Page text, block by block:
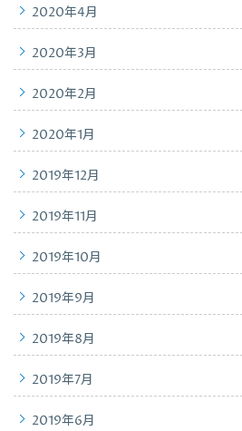
2020年4月
2020年3月
2020年2月
2020年1月
2019年12月
2019年11月
2019年10月
2019年9月
2019年8月
2019年7月
2019年6月